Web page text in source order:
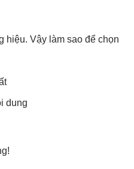
Vậy làm sao để chọn
dung